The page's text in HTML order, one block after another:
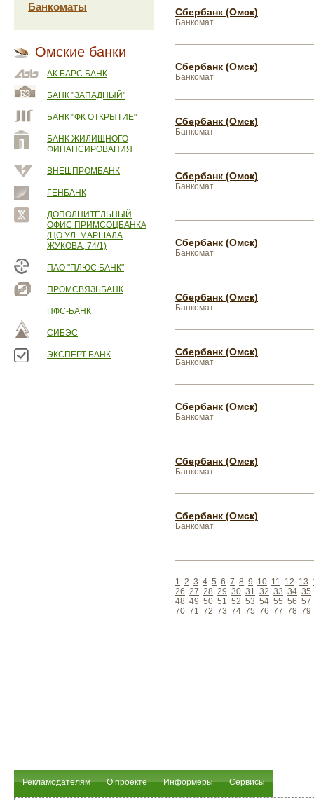
Банкоматы
Омские банки
АК БАРС БАНК
БАНК "ЗАПАДНЫЙ"
БАНК "ФК ОТКРЫТИЕ"
БАНК ЖИЛИЩНОГО
ФИНАНСИРОВАНИЯ
ВНЕШПРОМБАНК
ГЕНБАНК
ДОПОЛНИТЕЛЬНЫЙ
ОФИС ПРИМСОЦБАНКА
(ЦО УЛ. МАРШАЛА
ЖУКОВА, 74/1)
ПАО "ПЛЮС БАНК"
ПРОМСВЯЗЬБАНК
ПФС-БАНК
СИБЭС
ЭКСПЕРТ БАНК
Сбербанк (Омск)
Банкомат
Сбербанк (Омск)
Банкомат
Сбербанк (Омск)
Банкомат
Сбербанк (Омск)
Банкомат
Сбербанк (Омск)
Банкомат
Сбербанк (Омск)
Банкомат
Сбербанк (Омск)
Банкомат
Сбербанк (Омск)
Банкомат
Сбербанк (Омск)
Банкомат
Сбербанк (Омск)
Банкомат
1 2 3 4 5 6 7 8 9 10 11 12 13
26 27 28 29 30 31 32 33 34 35
48 49 50 51 52 53 54 55 56 57
70 71 72 73 74 75 76 77 78 79
Рекламодателям О проекте Информеры Сервисы